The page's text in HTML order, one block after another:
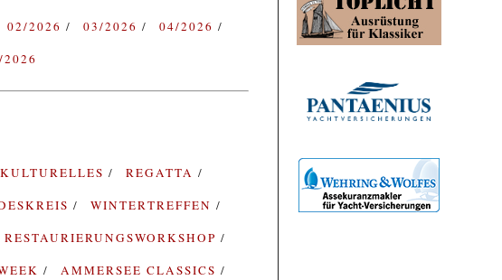
02/2026 03/2026
04/2026
2026
KULTURELLES
REGATTA
WINTERTREFFEN
RESTAURIERUNGSWORKSHOP
AMMERSEE CLASSICS